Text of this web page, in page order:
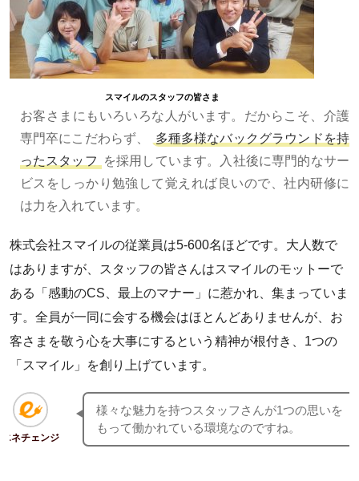
スマイルのスタッフの皆さま
お客さまにもいろいろな人がいます。だからこそ、介護
専門卒にこだわらず、
多種多様なバックグラウンドを持
ったスタッフ
を採用しています。入社後に専門的なサー
ビスをしっかり勉強して覚えれば良いので、社内研修に
は力を入れています。
株式会社スマイルの従業員は5-600名ほどです。大人数で
はありますが、スタッフの皆さんはスマイルのモットーで
ある「感動のCS、最上のマナー」に惹かれ、集まっていま
す。全員が一同に会する機会はほとんどありませんが、お
客さまを敬う心を大事にするという精神が根付き、1つの
「スマイル」を創り上げています。
エネチェンジ
様々な魅力を持つスタッフさんが1つの思いを
もって働かれている環境なのですね。